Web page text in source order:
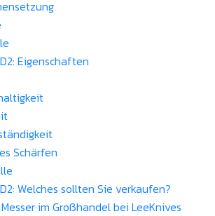
Eigenschaften
Schärfen
Welches sollten Sie verkaufen?
im Großhandel bei LeeKnives